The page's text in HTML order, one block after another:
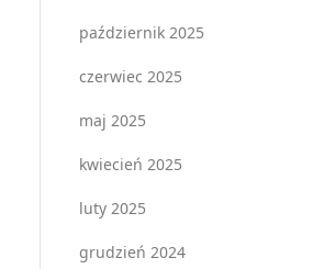
październik 2025
czerwiec 2025
maj 2025
kwiecień 2025
luty 2025
grudzień 2024